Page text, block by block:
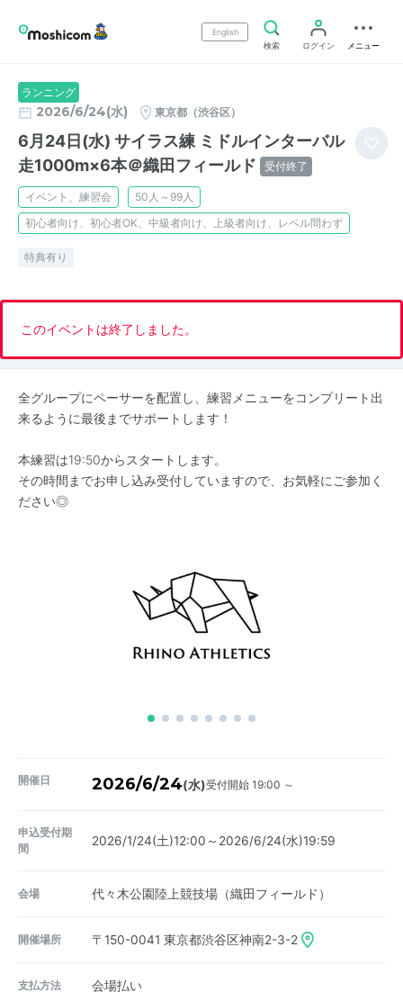
English
検索
ログイン メニュー
ランニング
2026/6/24(水) 東京都（渋谷区）
6月24日(水) サイラス練 ミドルインターバル
走1000m×6本＠織田フィールド
受付終了
イベント、練習会
50人～99人
初心者向け、初心者OK、中級者向け、上級者向け、レベル問わず
特典有り
このイベントは終了しました。
全グループにペーサーを配置し、練習メニューをコンプリート出
来るように最後までサポートします！
本練習は19:50からスタートします。
その時間までお申し込み受付していますので、お気軽にご参加く
ださい◎
開催日 2026/6/24(水)受付開始 19:00 ～
申込受付期
間
2026/1/24(土)12:00～2026/6/24(水)19:59
会場 代々木公園陸上競技場（織田フィールド）
開催場所 〒150-0041 東京都渋谷区神南2-3-2
支払方法 会場払い